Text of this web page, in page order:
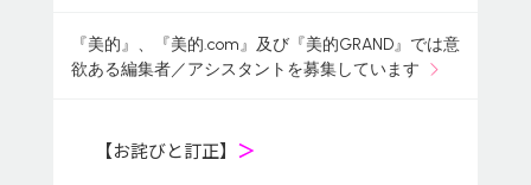
『美的』、『美的.com』及び『美的GRAND』では意
欲ある編集者／アシスタントを募集しています
【お詫びと訂正】 ＞